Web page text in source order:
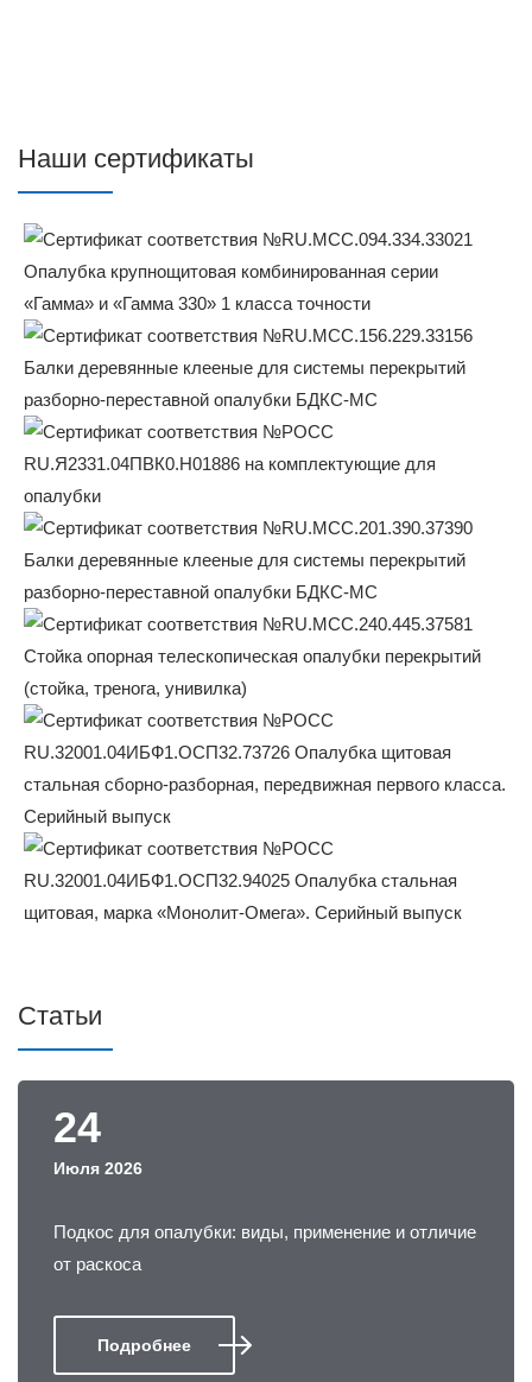
Наши сертификаты
Статьи
24
Июля 2026
Подкос для опалубки: виды, применение и отличие
от раскоса
Подробнее